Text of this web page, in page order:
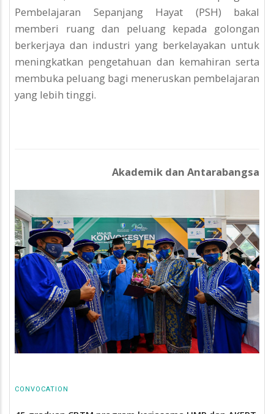
Pembelajaran Sepanjang Hayat (PSH) bakal
memberi ruang dan peluang kepada golongan
berkerjaya dan industri yang berkelayakan untuk
meningkatkan pengetahuan dan kemahiran serta
membuka peluang bagi meneruskan pembelajaran
yang lebih tinggi.
Akademik dan Antarabangsa
CONVOCATION